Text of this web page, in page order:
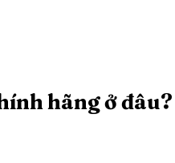
hãng ở đâu?